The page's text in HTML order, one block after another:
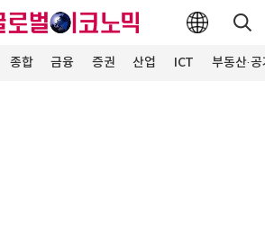
종합 금융 증권 산업 ICT 부동산·